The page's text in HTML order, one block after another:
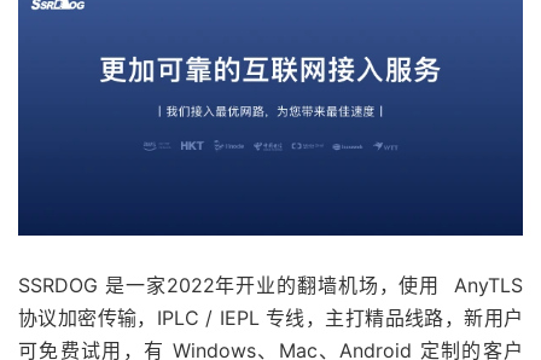
SSRDOG 是一家2022年开业的翻墙机场，使用 AnyTLS
协议加密传输，IPLC / IEPL 专线，主打精品线路，新用户
可免费试用，有 Windows、Mac、Android 定制的客户